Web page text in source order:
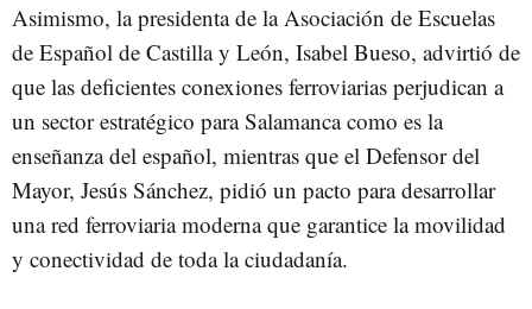
Asimismo, la presidenta de la Asociación de Escuelas
de Español de Castilla y León, Isabel Bueso, advirtió de
que las deficientes conexiones ferroviarias perjudican a
un sector estratégico para Salamanca como es la
enseñanza del español, mientras que el Defensor del
Mayor, Jesús Sánchez, pidió un pacto para desarrollar
una red ferroviaria moderna que garantice la movilidad
y conectividad de toda la ciudadanía.